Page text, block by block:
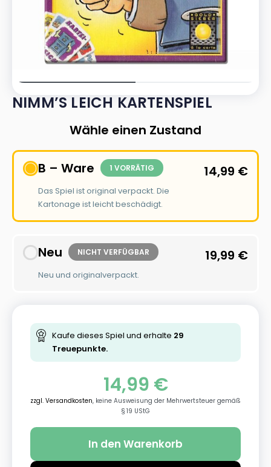
NIMM’S LEICH KARTENSPIEL
Wähle einen Zustand
B – Ware 1 VORRÄTIG
Das Spiel ist original verpackt. Die
Kartonage ist leicht beschädigt.
14,99 €
Neu NICHT VERFÜGBAR
Neu und originalverpackt.
19,99 €
Kaufe dieses Spiel und erhalte 29
Treuepunkte.
14,99 €
zzgl. Versandkosten, keine Ausweisung der Mehrwertsteuer gemäß
§ 19 UStG
In den Warenkorb